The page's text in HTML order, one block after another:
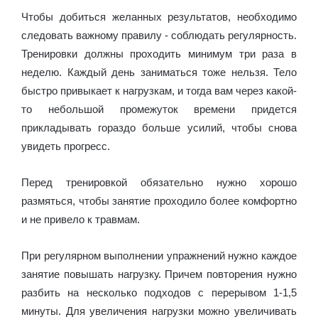
Чтобы добиться желанных результатов, необходимо
следовать важному правилу - соблюдать регулярность.
Тренировки должны проходить минимум три раза в
неделю. Каждый день заниматься тоже нельзя. Тело
быстро привыкает к нагрузкам, и тогда вам через какой-
то небольшой промежуток времени придется
прикладывать гораздо больше усилий, чтобы снова
увидеть прогресс.
Перед тренировкой обязательно нужно хорошо
размяться, чтобы занятие проходило более комфортно
и не привело к травмам.
При регулярном выполнении упражнений нужно каждое
занятие повышать нагрузку. Причем повторения нужно
разбить на несколько подходов с перерывом 1-1,5
минуты. Для увеличения нагрузки можно увеличивать